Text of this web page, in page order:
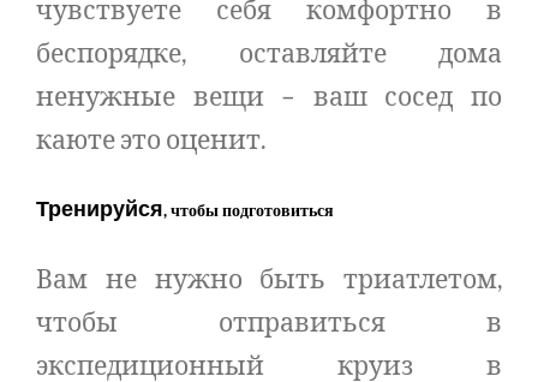
чувствуете себя комфортно в
беспорядке, оставляйте дома
ненужные вещи – ваш сосед по
каюте это оценит.
Тренируйся, чтобы подготовиться
Вам не нужно быть триатлетом,
чтобы отправиться в
экспедиционный круиз в